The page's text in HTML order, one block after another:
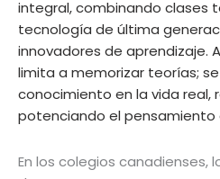
integral, combinando clases
tecnología de última
innovadores de aprendizaje.
limita a memorizar teorías;
conocimiento en la vida real,
potenciando el pensamiento
En los colegios canadienses,